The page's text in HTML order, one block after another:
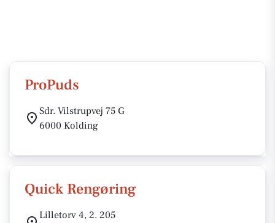
ProPuds
Sdr. Vilstrupvej 75 G
6000 Kolding
Quick Rengøring
Lilletorv 4, 2. 205